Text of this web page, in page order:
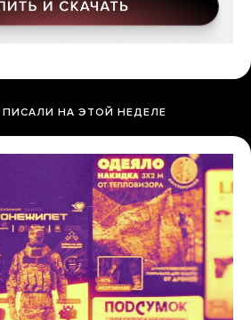
НА ЭТОЙ НЕДЕЛЕ